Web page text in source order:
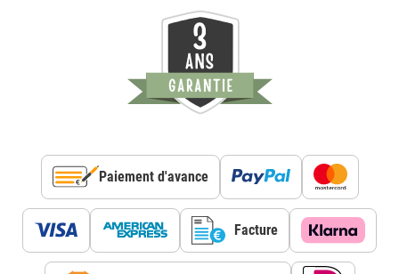
Paiement d'avance
Facture